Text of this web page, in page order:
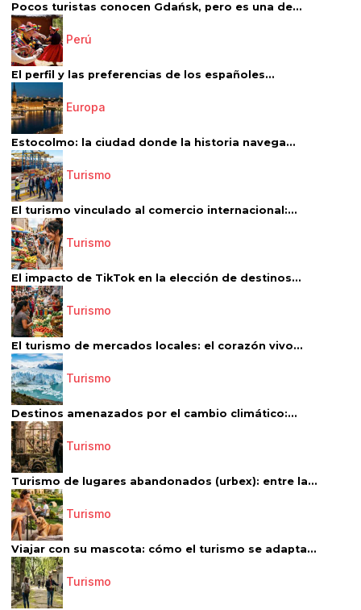
Pocos turistas conocen Gdańsk, pero es una de...
Perú
El perfil y las preferencias de los españoles...
Europa
Estocolmo: la ciudad donde la historia navega...
Turismo
El turismo vinculado al comercio internacional:...
Turismo
El impacto de TikTok en la elección de destinos...
Turismo
El turismo de mercados locales: el corazón vivo...
Turismo
Destinos amenazados por el cambio climático:...
Turismo
Turismo de lugares abandonados (urbex): entre la...
Turismo
Viajar con su mascota: cómo el turismo se adapta...
Turismo